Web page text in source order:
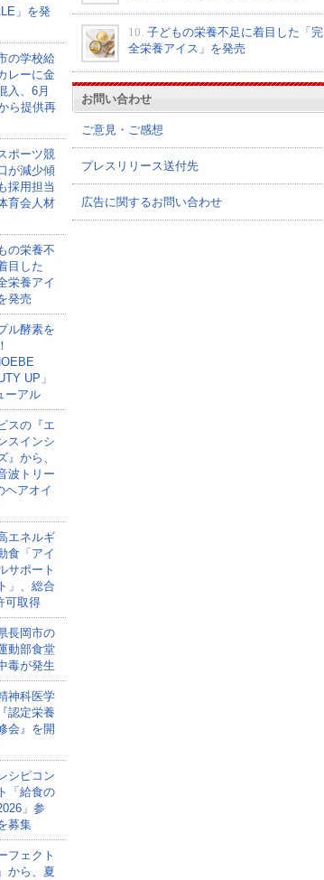
」を発
の学校給
レーに金
入、6月
ら提供再
ポーツ競
が減少傾
採用担当
育会人材
の栄養不
目した
栄養アイ
発売
ル酵素を
UP」
ーアル
スの『エ
スインシ
』から、
波トリー
ヘアオイ
エネルギ
食「アイ
サポート
」、総合
可取得
長岡市の
動部食堂
毒が発生
神科医学
認定栄養
会』を開
シピコン
「給食の
」参
募集
フェクト
から、夏
10. 子どもの栄養不足に着目した「完
全栄養アイス」を発売
お問い合わせ
ご意見・ご感想
プレスリリース送付先
広告に関するお問い合わせ